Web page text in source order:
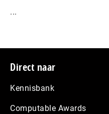
...
Footer
Direct naar
Kennisbank
Computable Awards